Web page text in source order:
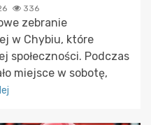
336
zebranie
w Chybiu, które
społeczności. Podczas
miejsce w sobotę,